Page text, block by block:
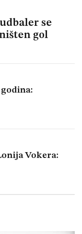
se
gol
Vokera: